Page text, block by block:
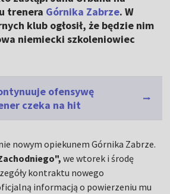
trenera Górnika Zabrze. W
klub ogłosił, że będzie nim
niemiecki szkoleniowiec
ofensywę
czeka na hit
nowym opiekunem Górnika Zabrze.
we wtorek i środę
kontraktu nowego
informacją o powierzeniu mu